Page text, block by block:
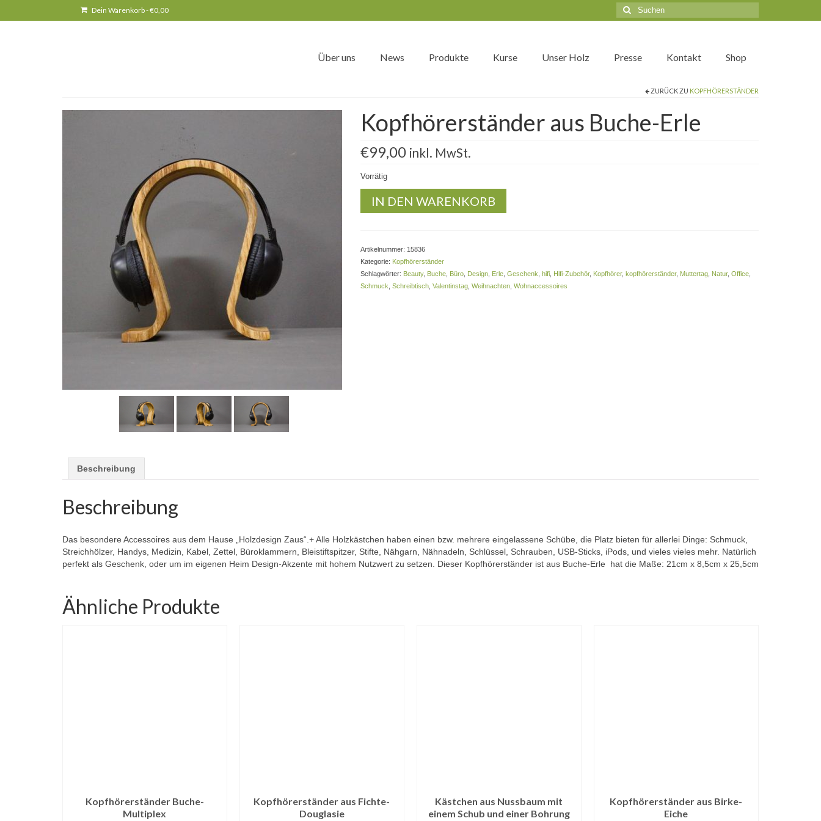
Dein Warenkorb-€0,00
Suche
nach:
Über uns News Produkte Kurse Unser Holz Presse Kontakt Shop
ZURÜCK ZU KOPFHÖRERSTÄNDER
Kopfhörerständer aus Buche-Erle
€99,00 inkl. MwSt.
Vorrätig
ausIN DEN WARENKORB
Artikelnummer: 15836
Kategorie: Kopfhörerständer
Schlagwörter: Beauty, Buche, Büro, Design, Erle, Geschenk hifi, Hifi-Zubehör, Kopfhörer, kopfhörerständer, Muttertag, Natur, Office,
Schmuck Schreibtisch, Valentinstag, Weihnachten, Wohnaccessoires
Beschreibung
Beschreibung
Das besondere Accessoires aus dem Hause „Holzdesign Zaus“.+ Alle Holzkästchen haben einen bzw. mehrere eingelassene Schübe, die Platz bieten für allerlei Dinge: Schmuck,
Streichhölzer, Handys, Medizin, Kabel, Zettel, Büroklammern, Bleistiftspitzer, Stifte, Nähgarn, Nähnadeln, Schlüssel, Schrauben, USB-Sticks, iPods, und vieles vieles mehr. Natürlich
perfekt als Geschenk, oder um im eigenen Heim Design-Akzente mit hohem Nutzwert zu setzen. Dieser Kopfhörerständer ist aus Buche-Erle hat die Maße: 21cm x 8,5cm x 25,5cm
Ähnliche Produkte
Kopfhörerständer Buche-
Multiplex
Kopfhörerständer aus Fichte-
Douglasie
Kästchen aus Nussbaum mit
einem Schub und einer Bohrung
Kopfhörerständer aus Birke-
Eiche